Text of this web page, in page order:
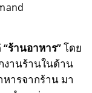
“ร้านอาหาร”โดย
งานร้านในด้าน
ารจากร้าน มา